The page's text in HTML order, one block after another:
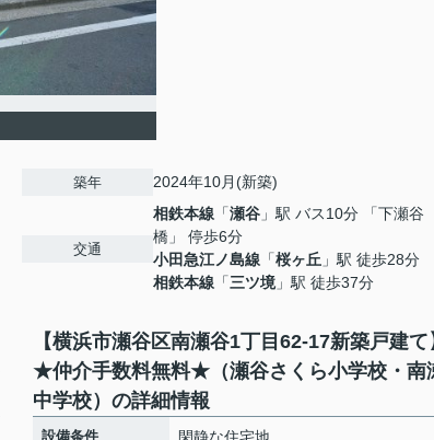
築年 2024年10月(新築)
交通
相鉄本線 「瀬谷 」駅 バス10分 「下瀬谷
橋」 停歩6分
小田急江ノ島線 「桜ヶ丘 」駅 徒歩28分
相鉄本線 「三ツ境」駅 徒歩37分
【横浜市瀬谷区南瀬谷1丁目62-17新築戸建て
★仲介手数料無料★（瀬谷さくら小学校・南
中学校）の詳細情報
設備条件